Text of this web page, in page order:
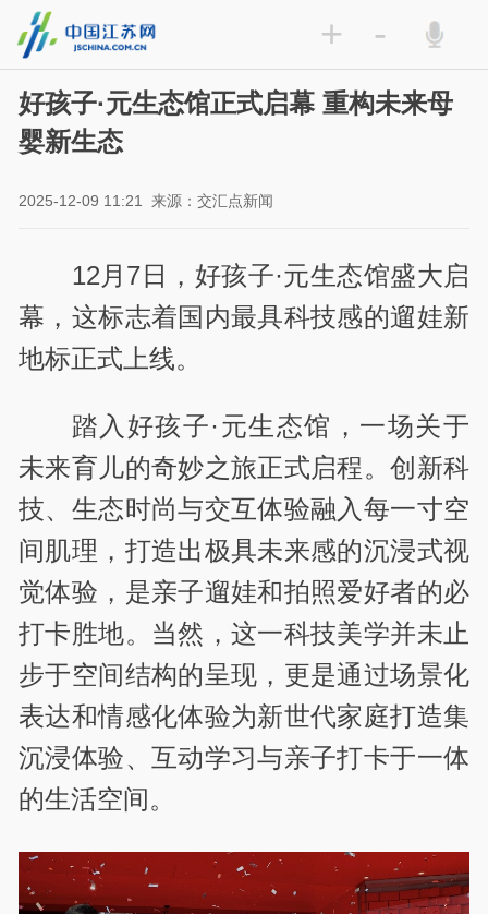
+ -
好孩子·元生态馆正式启幕 重构未来母
婴新生态
2025-12-09 11:21 来源：交汇点新闻
12月7日，好孩子·元生态馆盛大启
幕，这标志着国内最具科技感的遛娃新
地标正式上线。
踏入好孩子·元生态馆，一场关于
未来育儿的奇妙之旅正式启程。创新科
技、生态时尚与交互体验融入每一寸空
间肌理，打造出极具未来感的沉浸式视
觉体验，是亲子遛娃和拍照爱好者的必
打卡胜地。当然，这一科技美学并未止
步于空间结构的呈现，更是通过场景化
表达和情感化体验为新世代家庭打造集
沉浸体验、互动学习与亲子打卡于一体
的生活空间。